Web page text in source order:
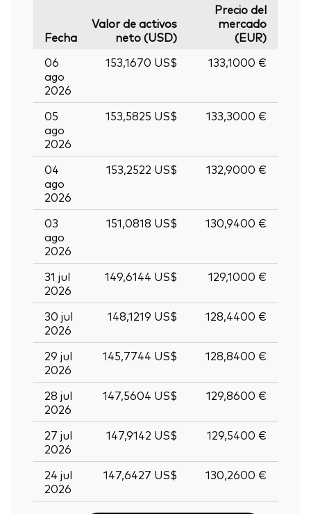
Fecha
Valor de activos
neto (USD)
Precio del
mercado
(EUR)
06
ago
2026
153,1670 US$ 133,1000 €
05
ago
2026
153,5825 US$ 133,3000 €
04
ago
2026
153,2522 US$ 132,9000 €
03
ago
2026
151,0818 US$ 130,9400 €
31 jul
2026
149,6144 US$ 129,1000 €
30 jul
2026
148,1219 US$ 128,4400 €
29 jul
2026
145,7744 US$ 128,8400 €
28 jul
2026
147,5604 US$ 129,8600 €
27 jul
2026
147,9142 US$ 129,5400 €
24 jul
2026
147,6427 US$ 130,2600 €